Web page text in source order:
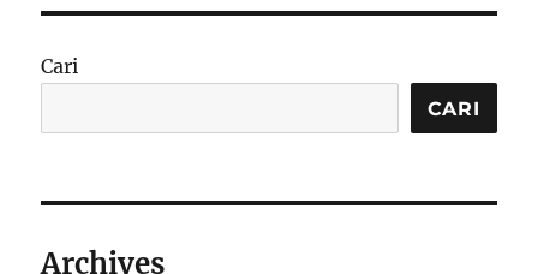
Cari
CARI
Archives